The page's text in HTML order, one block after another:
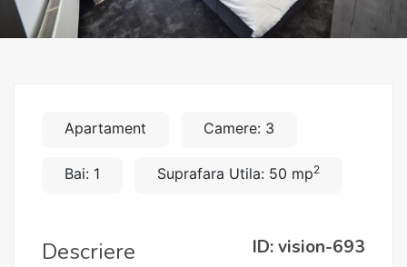
Apartament Camere: 3
Bai: 1 Suprafara Utila: 50 mp2
Descriere ID: vision-693